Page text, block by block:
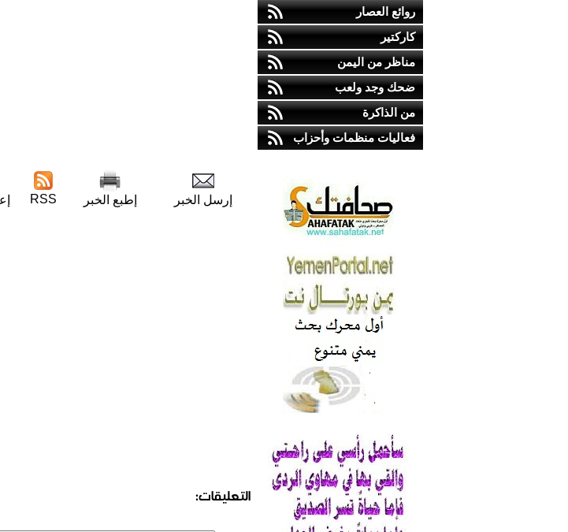
روائع العصار
كاركتير
مناظر من اليمن
ضحك وجد ولعب
من الذاكرة
فعاليات منظمات وأحزاب
إرسل الخبر إطبع الخبر RSS
التعليقات: